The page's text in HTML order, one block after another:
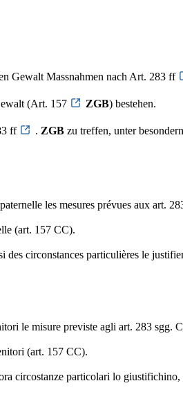
Gewalt Massnahmen nach Art. 283 ff
(Art. 157 ZGB) bestehen.
ff . ZGB zu treffen, unter
les mesures prévues aux art.
(art. 157 CC).
circonstances particulières le
le misure previste agli art. 283 sgg.
(art. 157 CC).
circostanze particolari lo